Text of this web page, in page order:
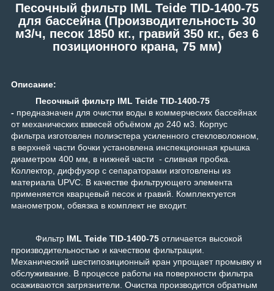
Песочный фильтр IML Teide TID-1400-75
для бассейна (Производительность 30
м3/ч, песок 1850 кг., гравий 350 кг., без 6
позиционного крана, 75 мм)
Описание:
Песочный фильтр IML Teide TID-1400-75
- предназначен для очистки воды в коммерческих бассейнах
от механических взвесей объёмом до 240 м3. Корпус
фильтра изготовлен полиэстера усиленного стекловолокном,
в верхней части бочки установлена инспекционная крышка
диаметром 400 мм, в нижней части - сливная пробка.
Коллектор, диффузор с сепараторами изготовлены из
материала UPVC. В качестве фильтрующего элемента
применяется кварцевый песок и гравий. Комплектуется
манометром, обвязка в комплект не входит.
Фильтр IML Teide TID-1400-75 отличается высокой
производительностью и качеством фильтрации.
Механический шестипозиционный кран упрощает промывку и
обслуживание. В процессе работы на поверхности фильтра
осаживаются загрязнители. Очистка производится обратным